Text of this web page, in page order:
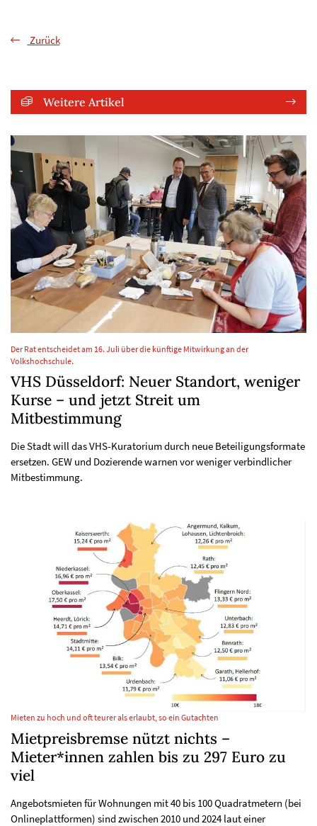
Zurück
Weitere Artikel
Der Rat entscheidet am 16. Juli über die künftige Mitwirkung an der
Volkshochschule.
VHS Düsseldorf: Neuer Standort, weniger
Kurse – und jetzt Streit um
Mitbestimmung
Die Stadt will das VHS-Kuratorium durch neue Beteiligungsformate
ersetzen. GEW und Dozierende warnen vor weniger verbindlicher
Mitbestimmung.
Mieten zu hoch und oft teurer als erlaubt, so ein Gutachten
Mietpreisbremse nützt nichts –
Mieter*innen zahlen bis zu 297 Euro zu
viel
Angebotsmieten für Wohnungen mit 40 bis 100 Quadratmetern (bei
Onlineplattformen) sind zwischen 2010 und 2024 laut einer